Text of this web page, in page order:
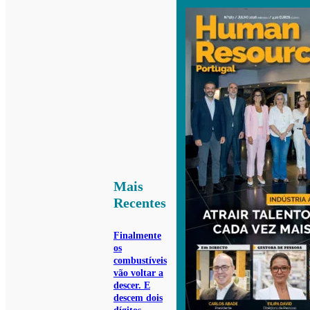
Mais
Recentes
Finalmente
os
combustíveis
vão voltar a
descer. E
descem dois